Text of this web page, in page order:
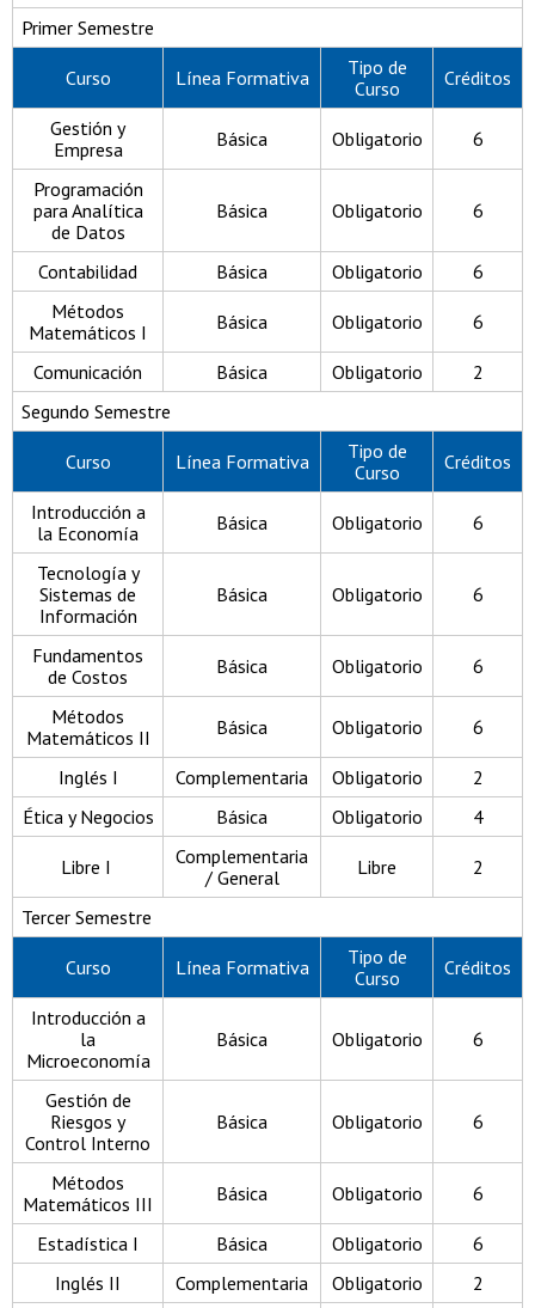
Primer Semestre
Curso Línea Formativa
Tipo de
Curso
Créditos
Gestión y
Empresa
Básica Obligatorio 6
Programación
para Analítica
de Datos
Básica Obligatorio 6
Contabilidad Básica Obligatorio
6
Métodos
Matemáticos I
Básica Obligatorio 6
Comunicación Básica Obligatorio
2
Segundo Semestre
Curso Línea Formativa
Tipo de
Curso
Créditos
Introducción a
la Economía
Básica Obligatorio 6
Tecnología y
Sistemas de
Información
Básica Obligatorio 6
Fundamentos
de Costos
Básica Obligatorio 6
Métodos
Matemáticos II
Básica Obligatorio 6
Inglés I Complementaria Obligatorio
2
Ética y Negocios
Básica Obligatorio 4
Libre I
Complementaria
/ General
Libre 2
Tercer Semestre
Curso Línea Formativa
Tipo de
Curso
Créditos
Introducción a
la
Microeconomía
Básica Obligatorio 6
Gestión de
Riesgos y
Control Interno
Básica Obligatorio 6
Métodos
Matemáticos III
Básica Obligatorio 6
Estadística I Básica Obligatorio
6
Inglés II
Complementaria Obligatorio
2